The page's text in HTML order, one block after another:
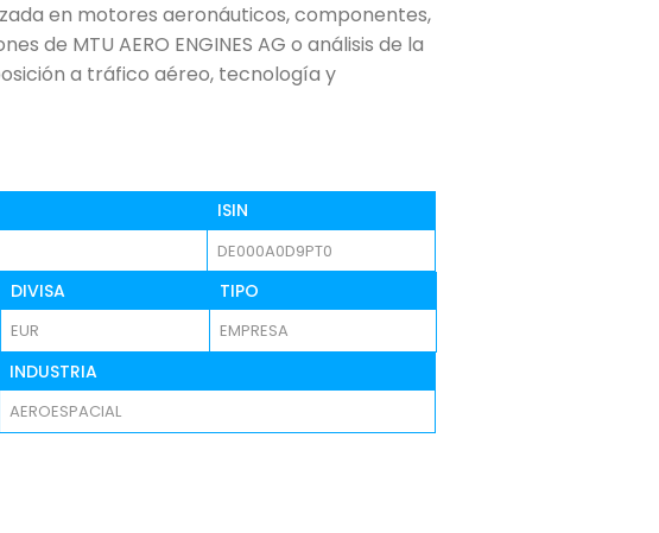
en motores aeronáuticos, componentes,
de MTU AERO ENGINES AG o análisis de la
a tráfico aéreo, tecnología y
ISIN
DE000A0D9PT0
DIVISA TIPO
EUR EMPRESA
INDUSTRIA
AEROESPACIAL